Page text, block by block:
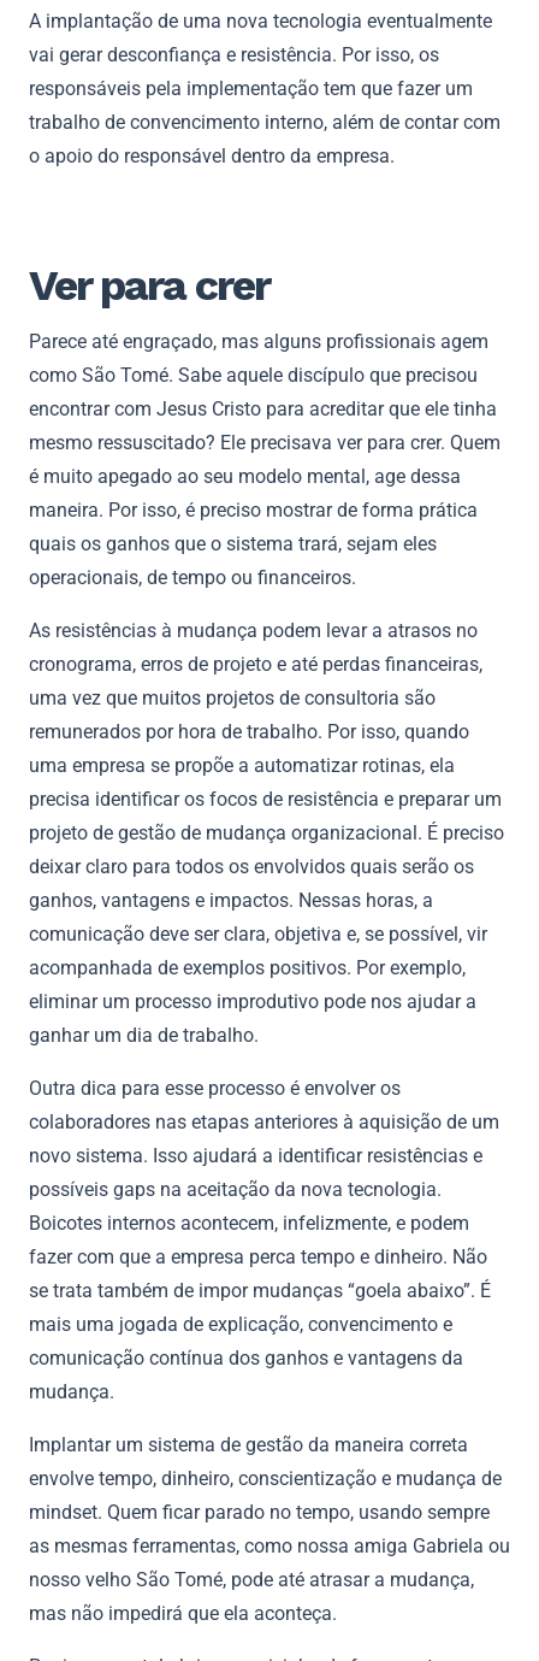
A implantação de uma nova tecnologia eventualmente
vai gerar desconfiança e resistência. Por isso, os
responsáveis pela implementação tem que fazer um
trabalho de convencimento interno, além de contar com
o apoio do responsável dentro da empresa.
Ver para crer
Parece até engraçado, mas alguns profissionais agem
como São Tomé. Sabe aquele discípulo que precisou
encontrar com Jesus Cristo para acreditar que ele tinha
mesmo ressuscitado? Ele precisava ver para crer. Quem
é muito apegado ao seu modelo mental, age dessa
maneira. Por isso, é preciso mostrar de forma prática
quais os ganhos que o sistema trará, sejam eles
operacionais, de tempo ou financeiros.
As resistências à mudança podem levar a atrasos no
cronograma, erros de projeto e até perdas financeiras,
uma vez que muitos projetos de consultoria são
remunerados por hora de trabalho. Por isso, quando
uma empresa se propõe a automatizar rotinas, ela
precisa identificar os focos de resistência e preparar um
projeto de gestão de mudança organizacional. É preciso
deixar claro para todos os envolvidos quais serão os
ganhos, vantagens e impactos. Nessas horas, a
comunicação deve ser clara, objetiva e, se possível, vir
acompanhada de exemplos positivos. Por exemplo,
eliminar um processo improdutivo pode nos ajudar a
ganhar um dia de trabalho.
Outra dica para esse processo é envolver os
colaboradores nas etapas anteriores à aquisição de um
novo sistema. Isso ajudará a identificar resistências e
possíveis gaps na aceitação da nova tecnologia.
Boicotes internos acontecem, infelizmente, e podem
fazer com que a empresa perca tempo e dinheiro. Não
se trata também de impor mudanças “goela abaixo”. É
mais uma jogada de explicação, convencimento e
comunicação contínua dos ganhos e vantagens da
mudança.
Implantar um sistema de gestão da maneira correta
envolve tempo, dinheiro, conscientização e mudança de
mindset. Quem ficar parado no tempo, usando sempre
as mesmas ferramentas, como nossa amiga Gabriela ou
nosso velho São Tomé, pode até atrasar a mudança,
mas não impedirá que ela aconteça.